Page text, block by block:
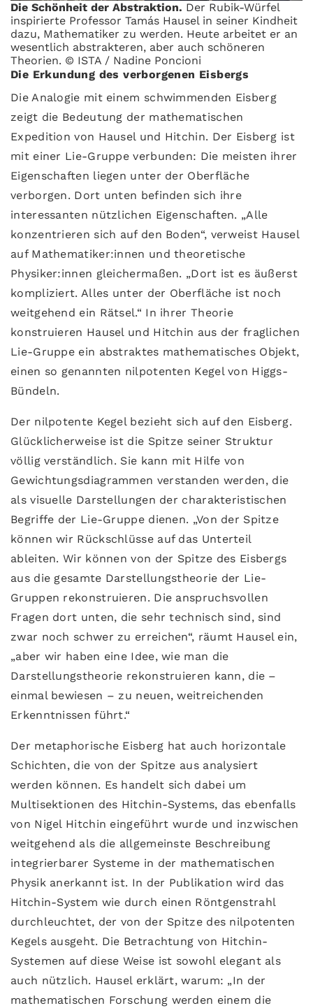
Die Schönheit der Abstraktion. Der Rubik-Würfel
inspirierte Professor Tamás Hausel in seiner Kindheit
dazu, Mathematiker zu werden. Heute arbeitet er an
wesentlich abstrakteren, aber auch schöneren
Theorien. © ISTA / Nadine Poncioni
Die Erkundung des verborgenen Eisbergs
Die Analogie mit einem schwimmenden Eisberg
zeigt die Bedeutung der mathematischen
Expedition von Hausel und Hitchin. Der Eisberg ist
mit einer Lie-Gruppe verbunden: Die meisten ihrer
Eigenschaften liegen unter der Oberfläche
verborgen. Dort unten befinden sich ihre
interessanten nützlichen Eigenschaften. „Alle
konzentrieren sich auf den Boden“, verweist Hausel
auf Mathematiker:innen und theoretische
Physiker:innen gleichermaßen. „Dort ist es äußerst
kompliziert. Alles unter der Oberfläche ist noch
weitgehend ein Rätsel.“ In ihrer Theorie
konstruieren Hausel und Hitchin aus der fraglichen
Lie-Gruppe ein abstraktes mathematisches Objekt,
einen so genannten nilpotenten Kegel von Higgs-
Bündeln.
Der nilpotente Kegel bezieht sich auf den Eisberg.
Glücklicherweise ist die Spitze seiner Struktur
völlig verständlich. Sie kann mit Hilfe von
Gewichtungsdiagrammen verstanden werden, die
als visuelle Darstellungen der charakteristischen
Begriffe der Lie-Gruppe dienen. „Von der Spitze
können wir Rückschlüsse auf das Unterteil
ableiten. Wir können von der Spitze des Eisbergs
aus die gesamte Darstellungstheorie der Lie-
Gruppen rekonstruieren. Die anspruchsvollen
Fragen dort unten, die sehr technisch sind, sind
zwar noch schwer zu erreichen“, räumt Hausel ein,
„aber wir haben eine Idee, wie man die
Darstellungstheorie rekonstruieren kann, die –
einmal bewiesen – zu neuen, weitreichenden
Erkenntnissen führt.“
Der metaphorische Eisberg hat auch horizontale
Schichten, die von der Spitze aus analysiert
werden können. Es handelt sich dabei um
Multisektionen des Hitchin-Systems, das ebenfalls
von Nigel Hitchin eingeführt wurde und inzwischen
weitgehend als die allgemeinste Beschreibung
integrierbarer Systeme in der mathematischen
Physik anerkannt ist. In der Publikation wird das
Hitchin-System wie durch einen Röntgenstrahl
durchleuchtet, der von der Spitze des nilpotenten
Kegels ausgeht. Die Betrachtung von Hitchin-
Systemen auf diese Weise ist sowohl elegant als
auch nützlich. Hausel erklärt, warum: „In der
mathematischen Forschung werden einem die